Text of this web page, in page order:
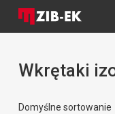
Skip
contentWkrętaki
Domyślne sortowanie